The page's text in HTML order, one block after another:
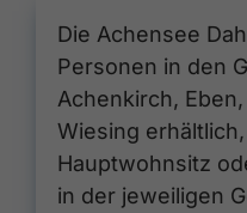
Die Achensee
Personen in den
Achenkirch,
Wiesing
Hauptwohnsitz
in der jeweiligen